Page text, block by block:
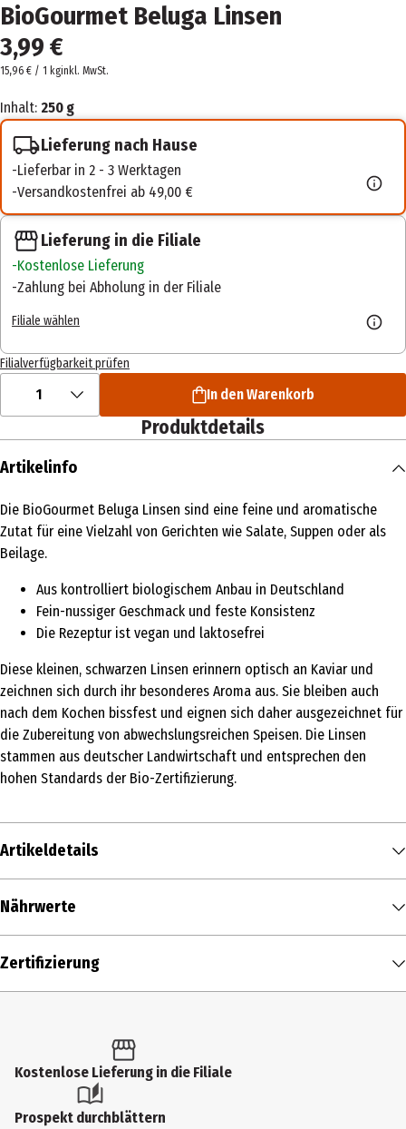
BioGourmet Beluga Linsen
3,99 €
15,96 € / 1 kginkl. MwSt.
Inhalt: 250 g
Lieferung nach Hause
Lieferbar in 2 - 3 Werktagen
Versandkostenfrei ab 49,00 €
Lieferung in die Filiale
Kostenlose Lieferung
Zahlung bei Abholung in der Filiale
Filiale wählen
Filialverfügbarkeit prüfen
1 In den Warenkorb
Produktdetails
Artikelinfo
Die BioGourmet Beluga Linsen sind eine feine und aromatische
Zutat für eine Vielzahl von Gerichten wie Salate, Suppen oder als
Beilage.
Aus kontrolliert biologischem Anbau in Deutschland
Fein-nussiger Geschmack und feste Konsistenz
Die Rezeptur ist vegan und laktosefrei
Diese kleinen, schwarzen Linsen erinnern optisch an Kaviar und
zeichnen sich durch ihr besonderes Aroma aus. Sie bleiben auch
nach dem Kochen bissfest und eignen sich daher ausgezeichnet für
die Zubereitung von abwechslungsreichen Speisen. Die Linsen
stammen aus deutscher Landwirtschaft und entsprechen den
hohen Standards der Bio-Zertifizierung.
Artikeldetails
Inhalt
Produkttyp
Hülsenfrüchte
Schwarze Linsen, getrocknet.
Allergenhinweis
Kann Spuren von Gluten, Schalenfrüchten, Sesam enthalten
Nährwerte
Nährwerte je
- davon gesättigte Fettsäuren in g
Kohlenhydrate in g
- davon Zucker in g
Zertifizierung
Kostenlose Lieferung in die Filiale
Prospekt durchblättern